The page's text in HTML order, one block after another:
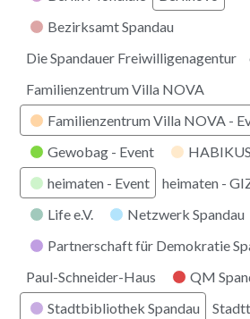
Bezirksamt Spandau
Die Spandauer Freiwilligenagentur
Familienzentrum Villa NOVA
Familienzentrum Villa NOVA -
Gewobag - Event
heimaten - Event
heimaten -
Life e.V.
Netzwerk Spandau
Partnerschaft für Demokratie
Paul-Schneider-Haus
QM
Stadtbibliothek Spandau